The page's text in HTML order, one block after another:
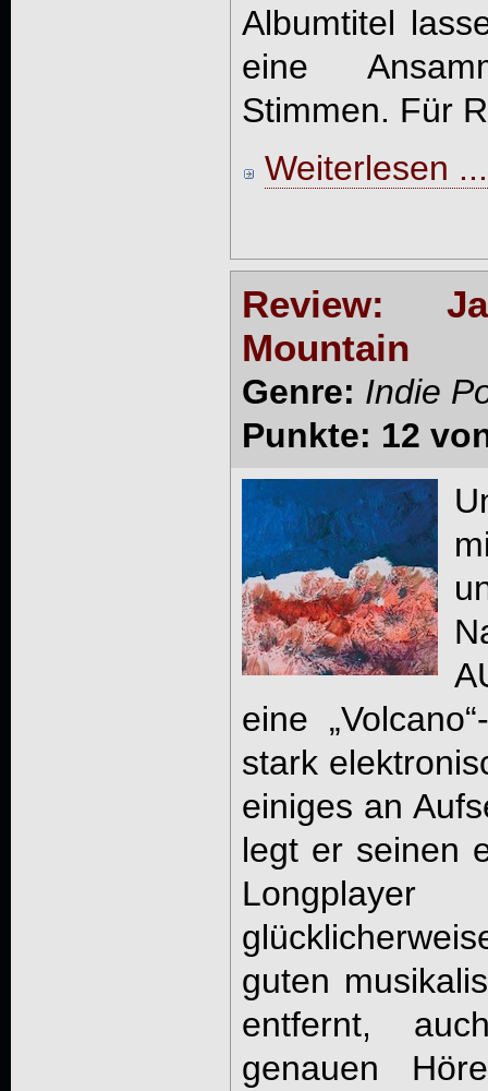
Albumtitel
eine
Stimmen. Für
Weiterlesen ...
Review:
Mountain
Genre: Indie
Punkte: 12
eine
stark
einiges an
legt er seinen
guten
entfernt,
genauen